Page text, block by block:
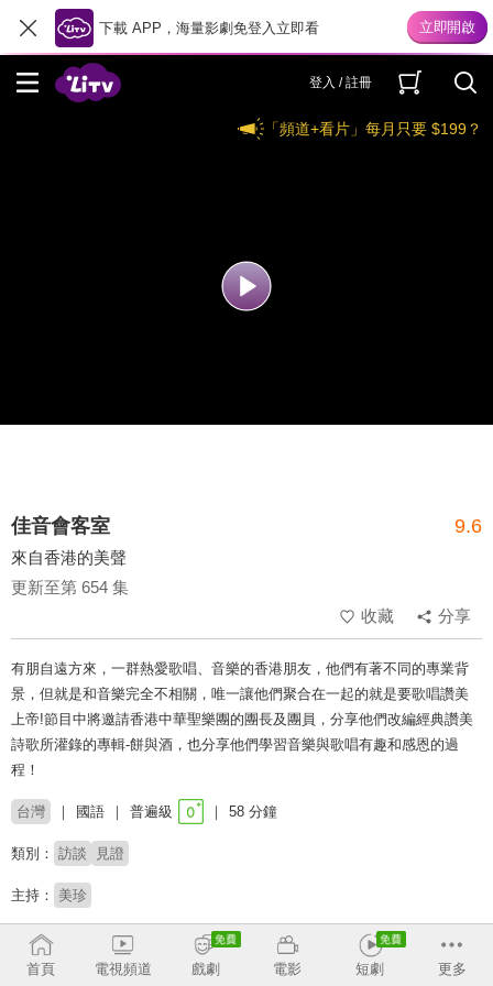
下載 APP，海量影劇免登入立即看
登入 / 註冊
「頻道+看片」每月只要 $199？
佳音會客室 9.6
來自香港的美聲
更新至第 654 集
收藏
分享
有朋自遠方來，一群熱愛歌唱、音樂的香港朋友，他們有著不同的專業背
景，但就是和音樂完全不相關，唯一讓他們聚合在一起的就是要歌唱讚美
上帝!節目中將邀請香港中華聖樂團的團長及團員，分享他們改編經典讚美
詩歌所灌錄的專輯-餅與酒，也分享他們學習音樂與歌唱有趣和感恩的過
程！
台灣 國語 普遍級 58 分鐘
類別： 訪談 見證
主持： 美珍
收回
首頁
電視頻道 戲劇 電影 短劇 更多